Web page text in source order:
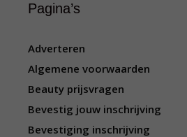
Pagina’s
Adverteren
Algemene voorwaarden
Beauty prijsvragen
Bevestig jouw inschrijving
Bevestiging inschrijving